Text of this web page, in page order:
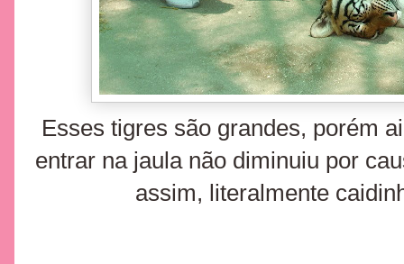
Esses tigres são grandes, porém
entrar na jaula não diminuiu por
assim, literalmente